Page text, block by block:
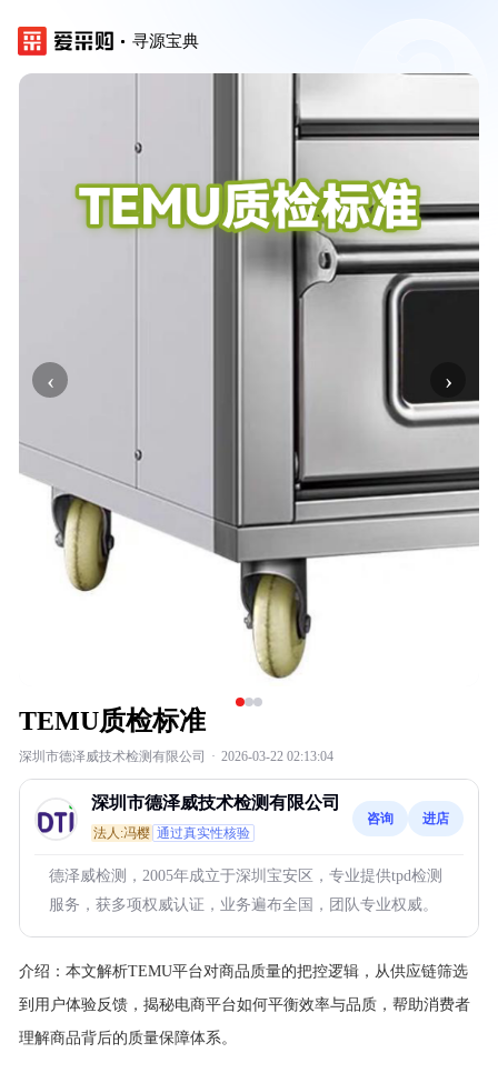
寻源宝典
‹ ›
TEMU质检标准
深圳市德泽威技术检测有限公司 · 2026-03-22 02:13:04
深圳市德泽威技术检测有限公司
法人:冯樱 通过真实性核验
咨询 进店
德泽威检测，2005年成立于深圳宝安区，专业提供tpd检测
服务，获多项权威认证，业务遍布全国，团队专业权威。
介绍： 本文解析TEMU平台对商品质量的把控逻辑，从供应链筛选
到用户体验反馈，揭秘电商平台如何平衡效率与品质，帮助消费者
理解商品背后的质量保障体系。